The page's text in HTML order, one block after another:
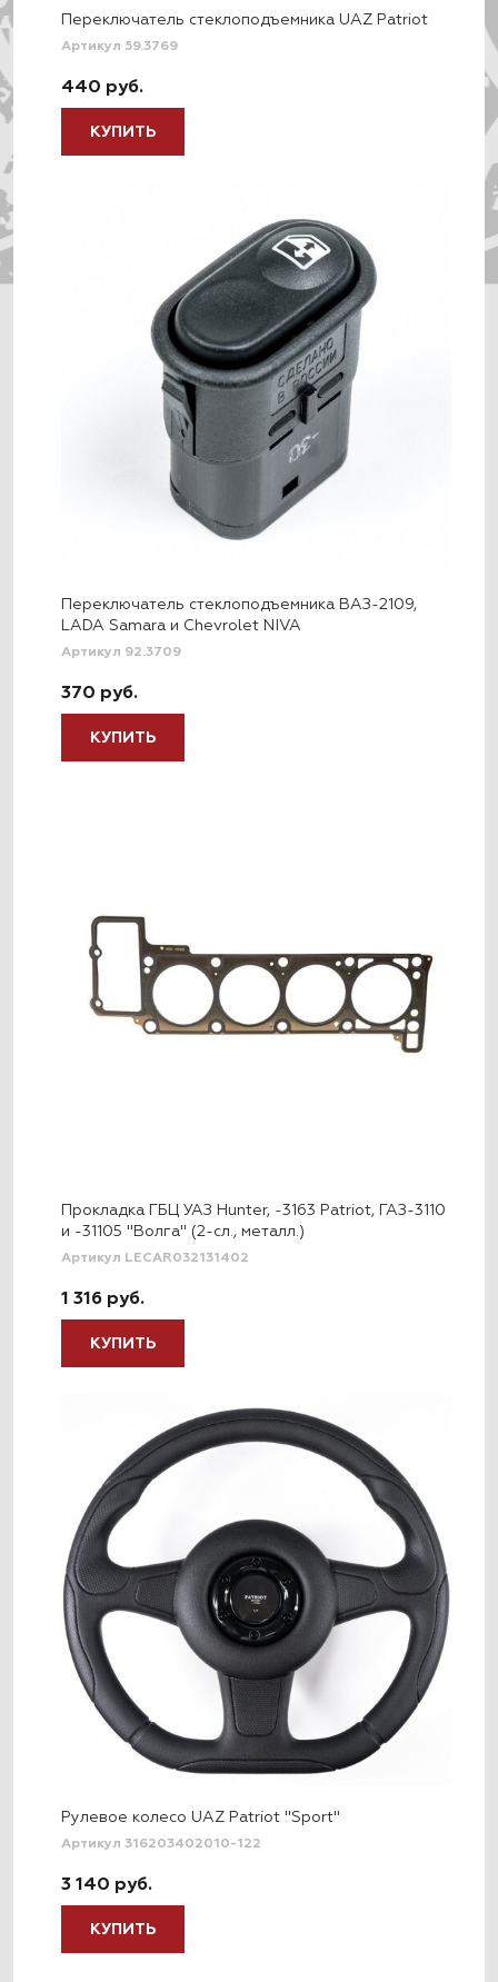
Переключатель стеклоподъемника UAZ Patriot
Артикул 59.3769
440 руб.
КУПИТЬ
Переключатель стеклоподъемника ВАЗ-2109,
LADA Samara и Chevrolet NIVA
Артикул 92.3709
370 руб.
КУПИТЬ
Прокладка ГБЦ УАЗ Hunter, -3163 Patriot, ГАЗ-3110
и -31105 "Волга" (2-сл., металл.)
Артикул LECAR032131402
1 316 руб.
КУПИТЬ
Рулевое колесо UAZ Patriot "Sport"
Артикул 316203402010-122
3 140 руб.
КУПИТЬ